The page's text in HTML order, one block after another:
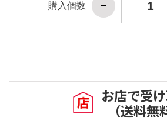
購入個数
お店で受
（送料無